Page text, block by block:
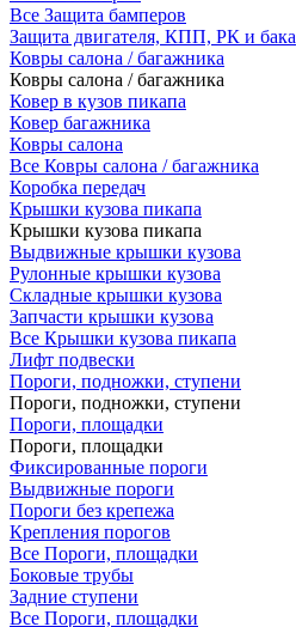
Все Защита бамперов
Защита двигателя, КПП, РК и бака
Ковры салона / багажника
Ковры салона / багажника
Ковер в кузов пикапа
Ковер багажника
Ковры салона
Все Ковры салона / багажника
Коробка передач
Крышки кузова пикапа
Крышки кузова пикапа
Выдвижные крышки кузова
Рулонные крышки кузова
Складные крышки кузова
Запчасти крышки кузова
Все Крышки кузова пикапа
Лифт подвески
Пороги, подножки, ступени
Пороги, подножки, ступени
Пороги, площадки
Пороги, площадки
Фиксированные пороги
Выдвижные пороги
Пороги без крепежа
Крепления порогов
Все Пороги, площадки
Боковые трубы
Задние ступени
Все Пороги, площадки